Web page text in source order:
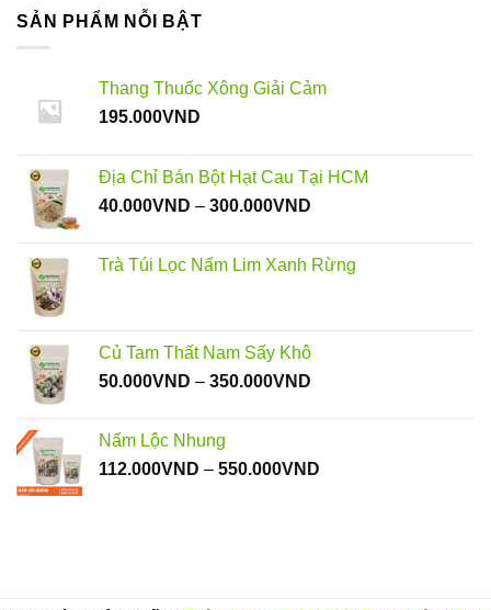
SẢN PHẨM NỖI BẬT
Thang Thuốc Xông Giải Cảm
195.000VND
Địa Chỉ Bán Bột Hạt Cau Tại HCM
40.000VND – 300.000VND
40.000VND
Trà Túi Lọc Nấm Lim Xanh Rừng
Củ Tam Thất Nam Sấy Khô
50.000VND – 350.000VND
đến
Nấm Lộc Nhung
112.000VND – 550.000VND